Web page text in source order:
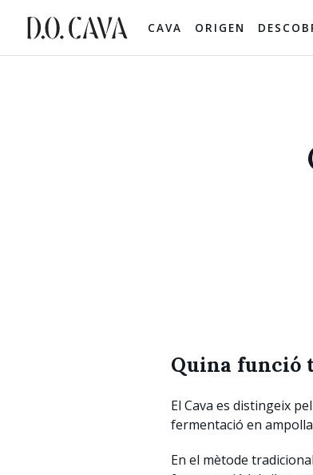
CAVA ORIGEN
Quina funció
El Cava es distingeix
fermentació en
En el mètode